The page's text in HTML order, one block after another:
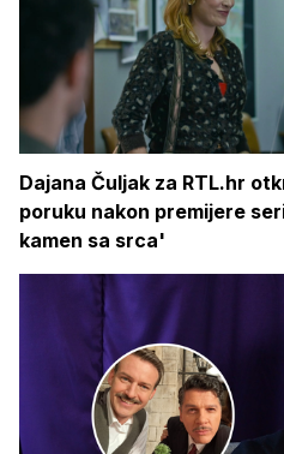
Dajana Čuljak za RTL.hr
poruku nakon premijere
kamen sa srca'